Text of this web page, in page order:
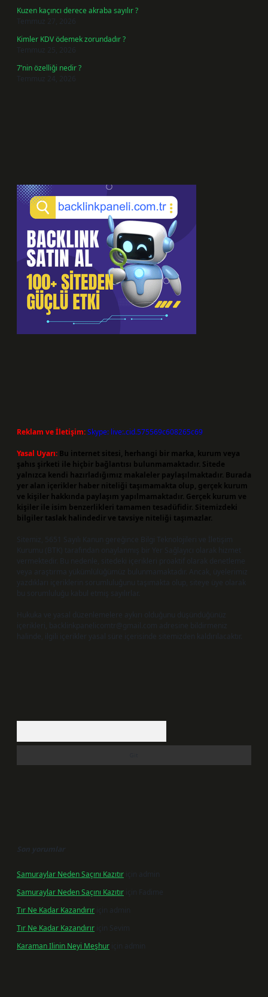
Kuzen kaçıncı derece akraba sayılır ?
Temmuz 27, 2026
Kimler KDV ödemek zorundadır ?
Temmuz 25, 2026
7’nin özelliği nedir ?
Temmuz 24, 2026
Reklam ve İletişim:Skype: live:.cid.575569c608265c69
Yasal Uyarı: Bu internet sitesi, herhangi bir marka, kurum veya
şahıs şirketi ile hiçbir bağlantısı bulunmamaktadır. Sitede
yalnızca kendi hazırladığımız makaleler paylaşılmaktadır. Burada
yer alan içerikler haber niteliği taşımamakta olup, gerçek kurum
ve kişiler hakkında paylaşım yapılmamaktadır. Gerçek kurum ve
kişiler ile isim benzerlikleri tamamen tesadüfidir. Sitemizdeki
bilgiler taslak halindedir ve tavsiye niteliği taşımazlar.
Sitemiz, 5651 Sayılı Kanun gereğince Bilgi Teknolojileri ve İletişim
Kurumu (BTK) tarafından onaylanmış bir Yer Sağlayıcı olarak hizmet
vermektedir. Bu nedenle, sitedeki içerikleri proaktif olarak denetleme
veya araştırma yükümlülüğümüz bulunmamaktadır. Ancak, üyelerimiz
yazdıkları içeriklerin sorumluluğunu taşımakta olup, siteye üye olarak
bu sorumluluğu kabul etmiş sayılırlar.
Hukuka ve yasal düzenlemelere aykırı olduğunu düşündüğünüz
içerikleri, backlinkpanelicomtr@gmail.com adresine bildirmeniz
halinde, ilgili içerikler yasal süre içerisinde sitemizden kaldırılacaktır.
Son yorumlar
Samuraylar Neden Saçını Kazıtır için
admin
Samuraylar Neden Saçını Kazıtır için
Fadime
Tır Ne Kadar Kazandırır için
admin
Tır Ne Kadar Kazandırır için Sevim
Karaman Ilinin Neyi Meşhur için admin